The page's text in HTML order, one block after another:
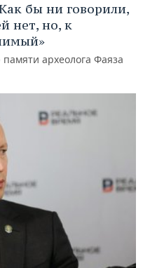
бы ни говорили,
нет, но, к
археолога Фаяза